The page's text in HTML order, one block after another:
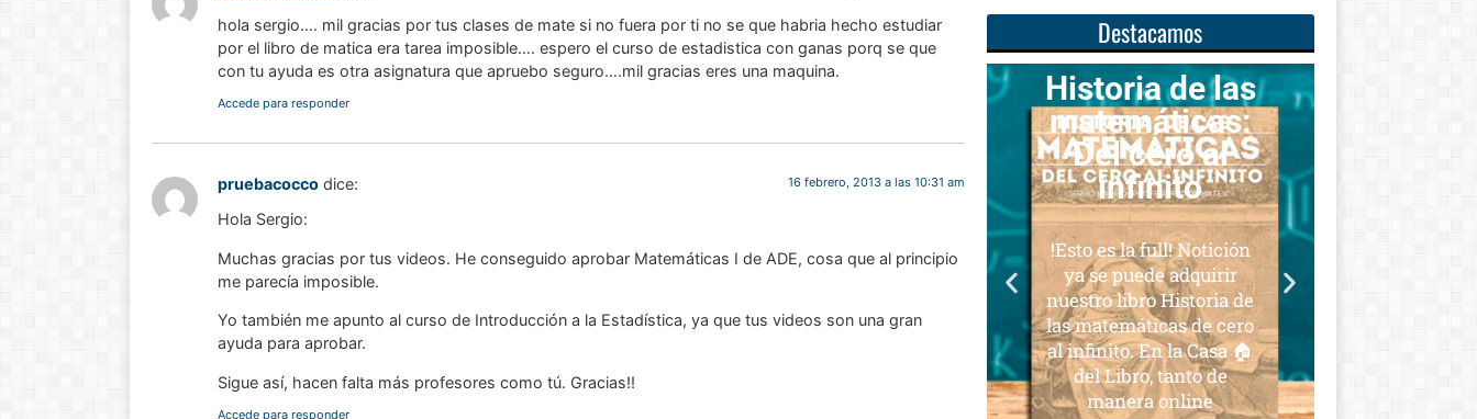
hola sergio…. mil gracias por tus clases de mate si no fuera por ti no se que habria hecho estudiar
por el libro de matica era tarea imposible…. espero el curso de estadistica con ganas porq se que
con tu ayuda es otra asignatura que apruebo seguro….mil gracias eres una maquina.
Accede para responder
pruebacocco dice: 16 febrero, 2013 a las 10:31 am
Hola Sergio:
Muchas gracias por tus videos. He conseguido aprobar Matemáticas I de ADE, cosa que al principio
me parecía imposible.
Yo también me apunto al curso de Introducción a la Estadística, ya que tus videos son una gran
ayuda para aprobar.
Sigue así, hacen falta más profesores como tú. Gracias!!
Accede para responder
Destacamos
Historia de las
matemáticas:
Del cero al
infinito
!Esto es la full! Notición
ya se puede adquirir
las matemáticas de cero
al infinito. En la Casa 🏠
del Libro, tanto de
Unas
matemáticas
Notición!! Ya se puede
libro: Unas matemáticas
Historia de las
matemáticas:
Del cero al
infinito
!Esto es la full! Notición
ya se puede adquirir
nuestro libro Historia de
las matemáticas de cero
al infinito. En la Casa 🏠
del Libro, tanto de
manera online
matemáticas
para todos
Notición!! Ya se puede
adquirir nuestro segundo
libro: Unas matemáticas